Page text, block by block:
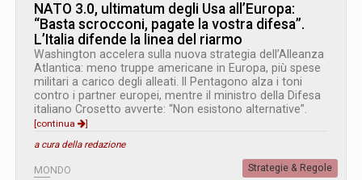
NATO 3.0, ultimatum degli Usa all’Europa:
“Basta scrocconi, pagate la vostra difesa”.
L’Italia difende la linea del riarmo
Washington accelera sulla nuova strategia dell’Alleanza
Atlantica: meno truppe americane in Europa, più spese
militari a carico degli alleati. Il Pentagono alza i toni
contro i partner europei, mentre il ministro della Difesa
italiano Crosetto avverte: “Non esistono alternative”.
[continua
]
a cura della redazione
MONDO Strategie & Regole